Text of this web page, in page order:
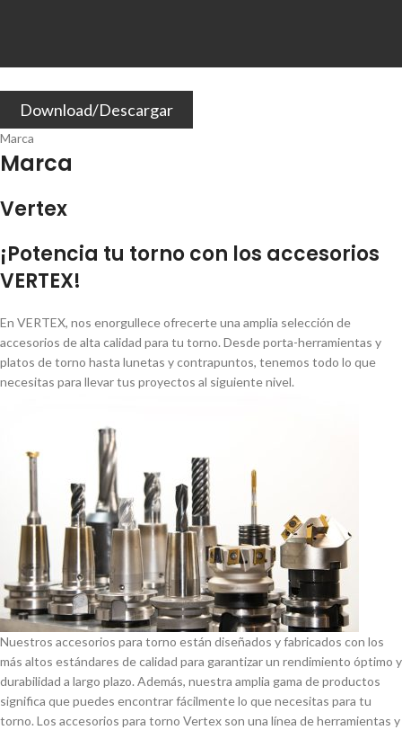
Download/Descargar
Marca
Marca
Vertex
¡Potencia tu torno con los accesorios
VERTEX!
En VERTEX, nos enorgullece ofrecerte una amplia selección de
accesorios de alta calidad para tu torno. Desde porta-herramientas y
platos de torno hasta lunetas y contrapuntos, tenemos todo lo que
necesitas para llevar tus proyectos al siguiente nivel.
Nuestros accesorios para torno están diseñados y fabricados con los
más altos estándares de calidad para garantizar un rendimiento óptimo y
durabilidad a largo plazo. Además, nuestra amplia gama de productos
significa que puedes encontrar fácilmente lo que necesitas para tu
torno. Los accesorios para torno Vertex son una lí­nea de herramientas y